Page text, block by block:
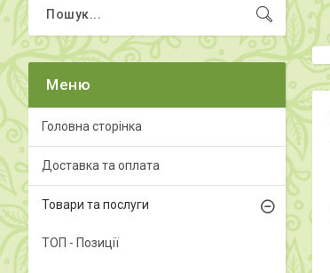
Головна сторінка
Доставка та оплата
Товари та послуги
ТОП - Позиції